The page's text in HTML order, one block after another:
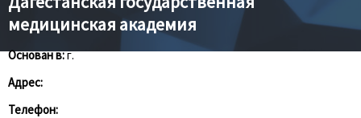
медицинская академия
Основан в:г.
Адрес:
Телефон: